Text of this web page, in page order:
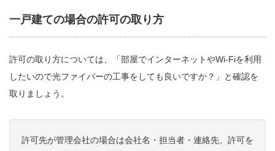
一戸建ての場合の許可の取り方
許可の取り方については、「部屋でインターネットやWi-Fiを利用
したいので光ファイバーの工事をしても良いですか？」と確認を
取りましょう。
許可先が管理会社の場合は会社名・担当者・連絡先、許可を